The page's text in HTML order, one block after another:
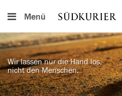
Menü
Wir lassen nur die Hand los,
nicht den Menschen.